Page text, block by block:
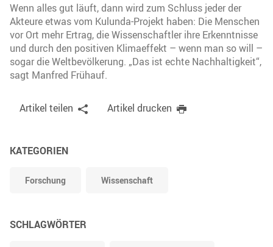
Wenn alles gut läuft, dann wird zum Schluss jeder der
Akteure etwas vom Kulunda-Projekt haben: Die Menschen
vor Ort mehr Ertrag, die Wissenschaftler ihre Erkenntnisse
und durch den positiven Klimaeffekt – wenn man so will –
sogar die Weltbevölkerung. „Das ist echte Nachhaltigkeit“,
sagt Manfred Frühauf.
Artikel teilen Artikel drucken
KATEGORIEN
Forschung Wissenschaft
SCHLAGWÖRTER